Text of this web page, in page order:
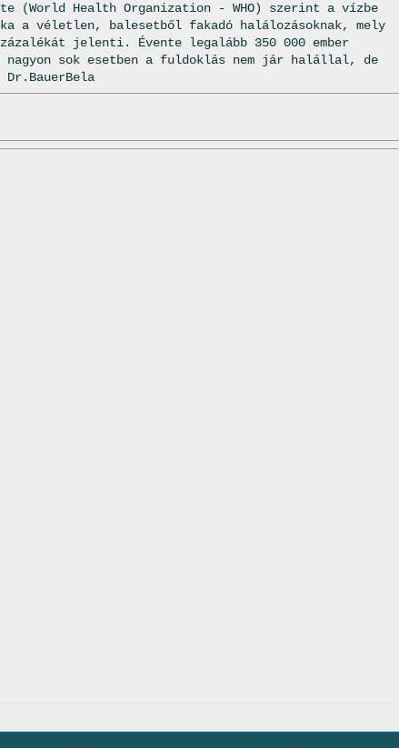
(World Health Organization - WHO) szerint a vízbe
a véletlen, balesetből fakadó halálozásoknak, mely
jelenti. Évente legalább 350 000 ember
sok esetben a fuldoklás nem jár halállal, de
Dr.BauerBela